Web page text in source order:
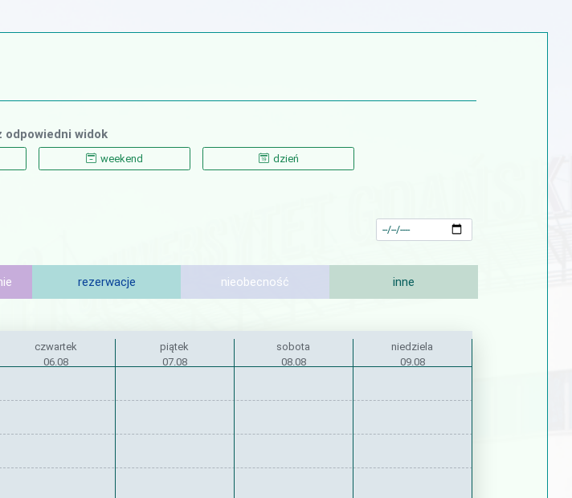
odpowiedni widok
weekend dzień
rezerwacje nieobecność inne
czwartek
06.08
piątek
07.08
sobota
08.08
niedziela
09.08